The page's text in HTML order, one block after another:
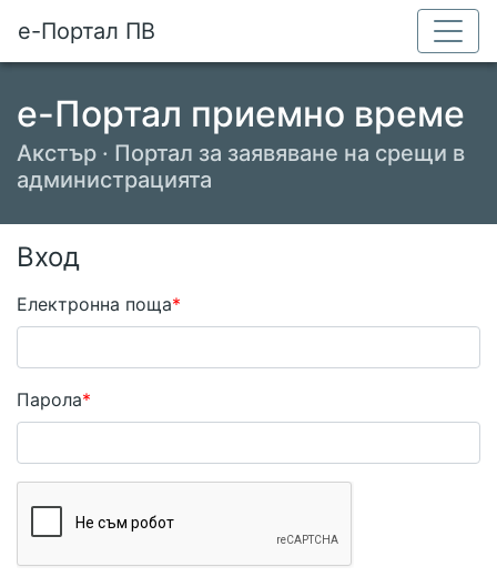
е-Портал ПВ
е-Портал приемно време
Акстър · Портал за заявяване на срещи в
администрацията
Вход
Електронна поща
Парола